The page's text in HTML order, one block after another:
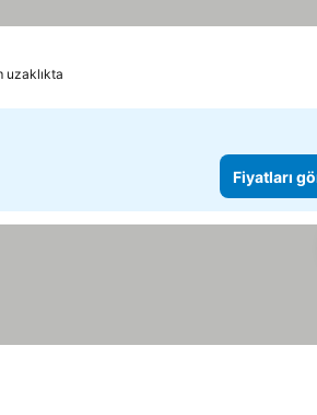
uzaklıkta
Fiyatları